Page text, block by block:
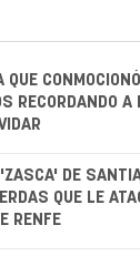
QUE
RECORDANDO A
DE
QUE LE
RENFE